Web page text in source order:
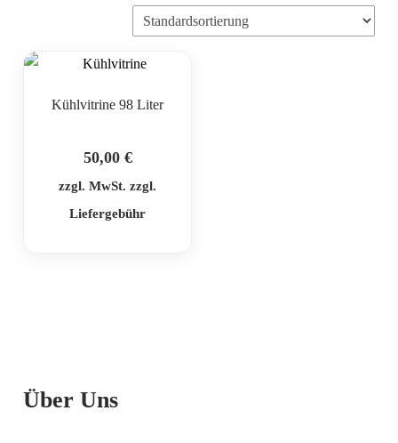
Kühlvitrine 98 Liter
50,00 €
zzgl. MwSt. zzgl.
Liefergebühr
Über Uns